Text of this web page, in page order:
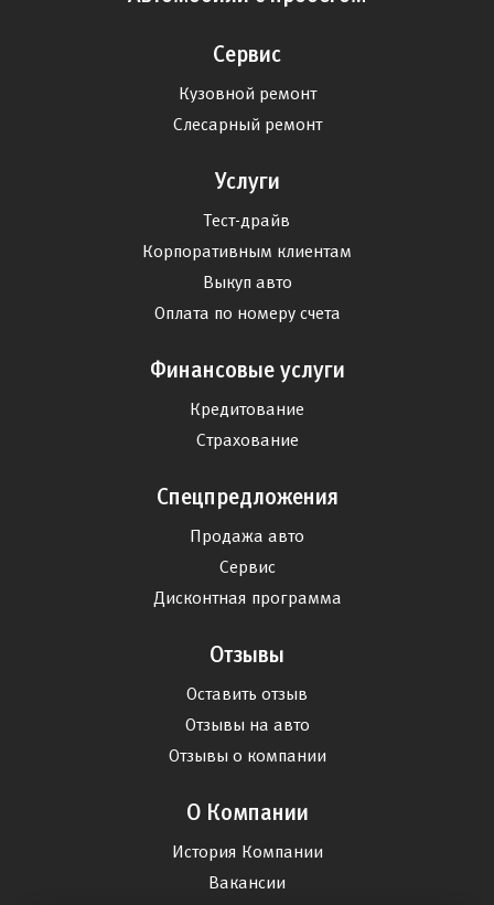
Сервис
Кузовной ремонт
Слесарный ремонт
Услуги
Тест-драйв
Корпоративным клиентам
Выкуп авто
Оплата по номеру счета
Финансовые услуги
Кредитование
Страхование
Спецпредложения
Продажа авто
Сервис
Дисконтная программа
Отзывы
Оставить отзыв
Отзывы на авто
Отзывы о компании
О Компании
История Компании
Вакансии